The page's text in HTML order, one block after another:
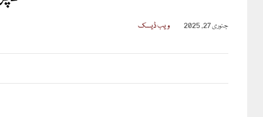
جنوری 27, 2025 ویب ڈیسک